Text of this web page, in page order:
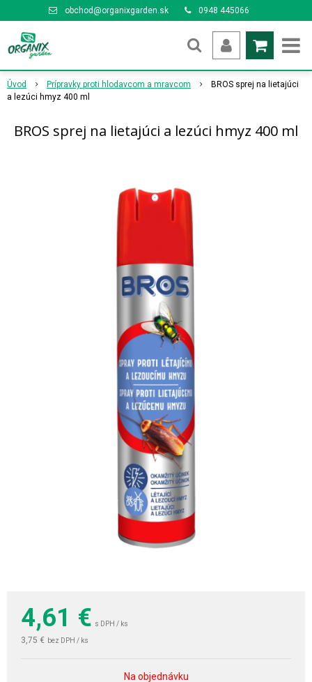
obchod@organixgarden.sk 0948 445066
Úvod Prípravky proti hlodavcom a mravcom
BROS sprej na lietajúci
a lezúci hmyz 400 ml
BROS sprej na lietajúci a lezúci hmyz 400 ml
4,61 € s DPH / ks
3,75 € bez DPH / ks
Na objednávku